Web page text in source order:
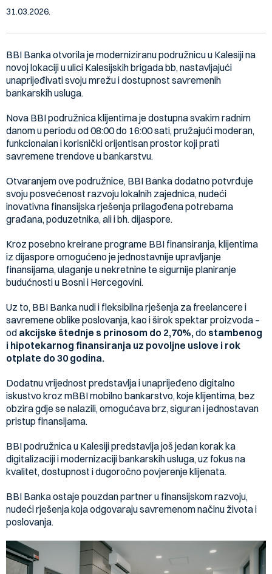
31.03.2026.
BBI Banka otvorila je moderniziranu podružnicu u Kalesiji na
novoj lokaciji u ulici Kalesijskih brigada bb, nastavljajući
unaprijeđivati svoju mrežu i dostupnost savremenih
bankarskih usluga.
Nova BBI podružnica klijentima je dostupna svakim radnim
danom u periodu od 08:00 do 16:00 sati, pružajući moderan,
funkcionalan i korisnički orijentisan prostor koji prati
savremene trendove u bankarstvu.
Otvaranjem ove podružnice, BBI Banka dodatno potvrđuje
svoju posvećenost razvoju lokalnih zajednica, nudeći
inovativna finansijska rješenja prilagođena potrebama
građana, poduzetnika, ali i bh. dijaspore.
Kroz posebno kreirane programe BBI finansiranja, klijentima
iz dijaspore omogućeno je jednostavnije upravljanje
finansijama, ulaganje u nekretnine te sigurnije planiranje
budućnosti u Bosni i Hercegovini.
Uz to, BBI Banka nudi i fleksibilna rješenja za freelancere i
savremene oblike poslovanja, kao i širok spektar proizvoda –
od akcijske štednje s prinosom do 2,70%,do stambenog
i hipotekarnog finansiranja uz povoljne uslove i rok
otplate do 30 godina.
Dodatnu vrijednost predstavlja i unaprijeđeno digitalno
iskustvo kroz mBBI mobilno bankarstvo, koje klijentima, bez
obzira gdje se nalazili, omogućava brz, siguran i jednostavan
pristup finansijama.
BBI podružnica u Kalesiji predstavlja još jedan korak ka
digitalizaciji i modernizaciji bankarskih usluga, uz fokus na
kvalitet, dostupnost i dugoročno povjerenje klijenata.
BBI Banka ostaje pouzdan partner u finansijskom razvoju,
nudeći rješenja koja odgovaraju savremenom načinu života i
poslovanja.